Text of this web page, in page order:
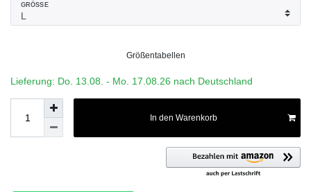
GRÖSSE
Größentabellen
Lieferung: Do. 13.08. - Mo. 17.08.26 nach Deutschland
In den Warenkorb